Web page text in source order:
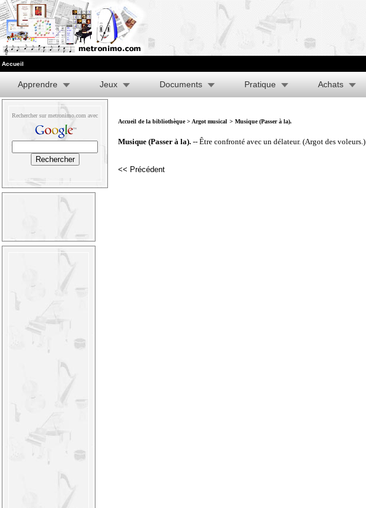
Accueil
Apprendre Jeux Documents Pratique Achats
Rechercher sur metronimo.com avec
Accueil de la bibliothèque> Argot musical > Musique (Passer à la).
Musique (Passer à la). -- Être confronté avec un délateur. (Argot des voleurs.)
<< Précédent